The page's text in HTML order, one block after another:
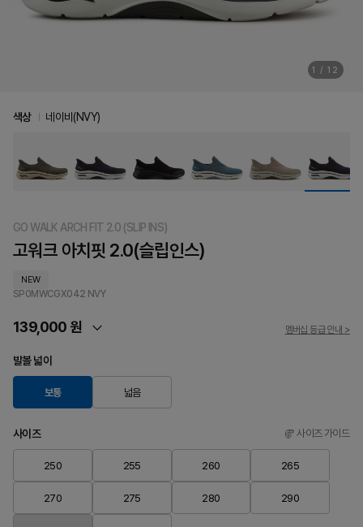
1 / 12
GO WALK ARCH FIT 2.0 (SLIP INS)
고워크 아치핏 2.0(슬립인스)
NEW
SP0MWCGX042 NVY
139,000 원 멤버십 등급 안내 >
색상 네이비(NVY)
발볼 넓이
보통 넓음
사이즈 사이즈 가이드
250 255 260 265
270 275 280 290